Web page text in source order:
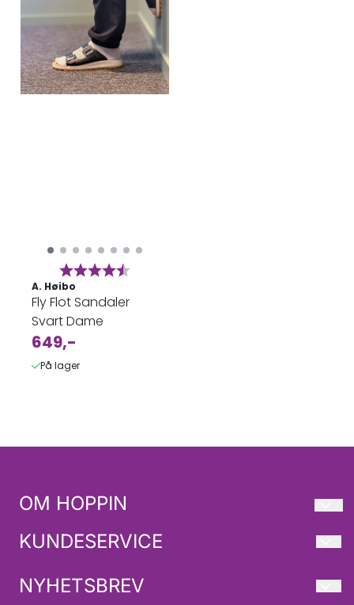
Karakter:
A. Høibo
Fly Flot Sandaler
Svart Dame
649,-
På lager
OM HOPPIN
HOPPIN AS
4879 GRIMSTAD
KUNDESERVICE
Bytte og retur
NYHETSBREV